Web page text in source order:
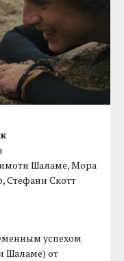
Шаламе, Мора
Стефани Скотт
успехом
Шаламе) от